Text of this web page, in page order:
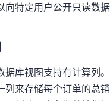
特定用户公开只读数
库视图支持有计算列
来存储每个订单的总